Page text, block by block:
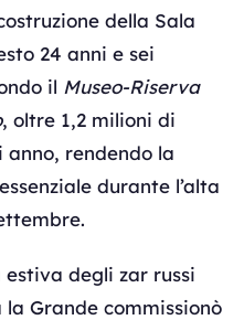
della Sala
24 anni e sei
il Museo-Riserva
, oltre 1,2 milioni di
rendendo la
durante l’alta
degli zar russi
la Grande commissionò